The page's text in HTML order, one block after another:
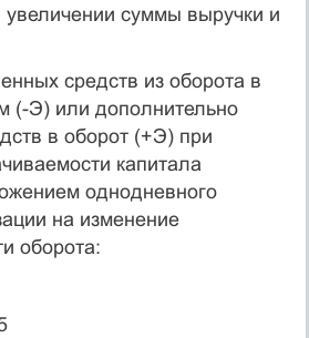
увеличении суммы выручки и
средств из оборота в
(-Э) или дополнительно
в оборот (+Э) при
капитала
однодневного
на изме­нение
оборота: